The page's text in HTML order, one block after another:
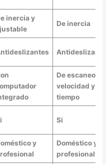
inercia y
De inercia
Antideslizante
De escaneo,
velocidad y
tiempo
Si
y
Doméstico y
profesional